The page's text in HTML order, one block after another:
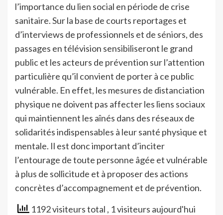
l’importance du lien social en période de crise
sanitaire. Sur la base de courts reportages et
d’interviews de professionnels et de séniors, des
passages en télévision sensibiliseront le grand
public et les acteurs de prévention sur l’attention
particulière qu’il convient de porter à ce public
vulnérable. En effet, les mesures de distanciation
physique ne doivent pas affecter les liens sociaux
qui maintiennent les aînés dans des réseaux de
solidarités indispensables à leur santé physique et
mentale. Il est donc important d’inciter
l’entourage de toute personne âgée et vulnérable
à plus de sollicitude et à proposer des actions
concrètes d’accompagnement et de prévention.
1192 visiteurs total , 1 visiteurs aujourd'hui